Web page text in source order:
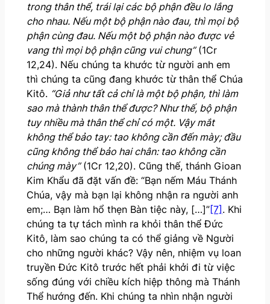
trong thân thể, trái lại các bộ phận đều lo lắng
cho nhau. Nếu một bộ phận nào đau, thì mọi bộ
phận cùng đau. Nếu một bộ phận nào được vẻ
vang thì mọi bộ phận cũng vui chung”(1Cr
12,24). Nếu chúng ta khước từ người anh em
thì chúng ta cũng đang khước từ thân thể Chúa
Kitô. “Giả như tất cả chỉ là một bộ phận, thì làm
sao mà thành thân thể được? Như thế, bộ phận
tuy nhiều mà thân thể chỉ có một. Vậy mắt
không thể bảo tay: tao không cần đến mày; đầu
cũng không thể bảo hai chân: tao không cần
chúng mày”(1Cr 12,20). Cũng thế, thánh Gioan
Kim Khẩu đã đặt vấn đề: “Bạn nếm Máu Thánh
Chúa, vậy mà bạn lại không nhận ra người anh
em;… Bạn làm hổ thẹn Bàn tiệc này, […]”[7] . Khi
chúng ta tự tách mình ra khỏi thân thể Đức
Kitô, làm sao chúng ta có thể giảng về Người
cho những người khác? Vậy nên, nhiệm vụ loan
truyền Đức Kitô trước hết phải khởi đi từ việc
sống đúng với chiều kích hiệp thông mà Thánh
Thể hướng đến. Khi chúng ta nhìn nhận người